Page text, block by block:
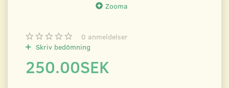
Zooma
0 anmeldelser
Skriv bedömning
250.00SEK